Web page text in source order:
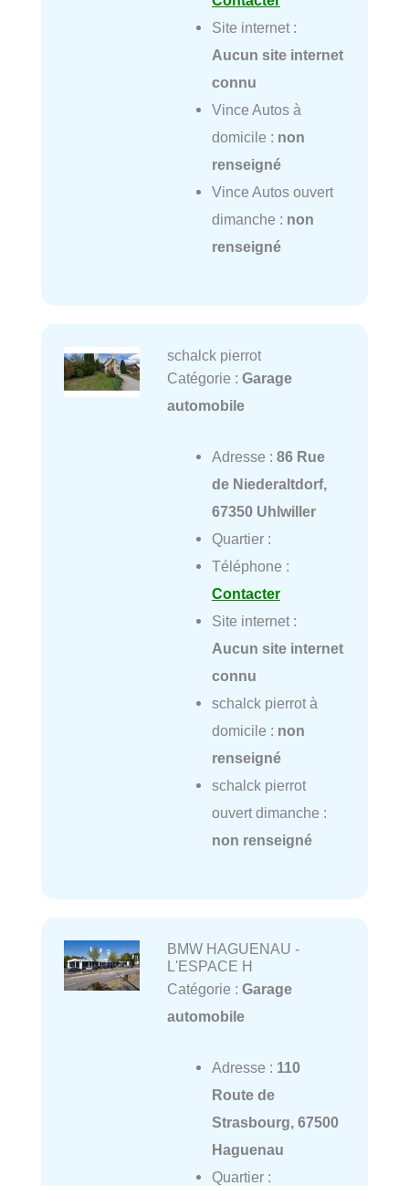
Site internet :
Aucun site internet
connu
Vince Autos à
domicile : non
renseigné
Vince Autos ouvert
dimanche : non
renseigné
schalck pierrot
Catégorie : Garage
automobile
Adresse : 86 Rue
de Niederaltdorf,
67350 Uhlwiller
Quartier :
Téléphone :
Contacter
Site internet :
Aucun site internet
connu
schalck pierrot à
domicile : non
renseigné
schalck pierrot
ouvert dimanche :
non renseigné
BMW HAGUENAU -
L'ESPACE H
Catégorie : Garage
automobile
Adresse : 110
Route de
Strasbourg, 67500
Haguenau
Quartier :